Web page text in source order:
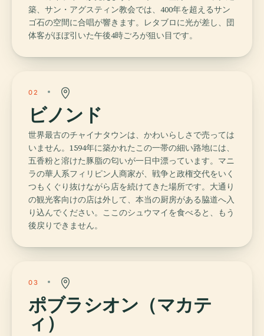
築、サン・アグスティン教会では、400年を超えるサン
ゴ石の空間に合唱が響きます。レタブロに光が差し、団
体客がほぼ引いた午後4時ごろが狙い目です。
02
ビノンド
世界最古のチャイナタウンは、かわいらしさで売っては
いません。1594年に築かれたこの一帯の細い路地には、
五香粉と溶けた豚脂の匂いが一日中漂っています。マニ
ラの華人系フィリピン人商家が、戦争と政権交代をいく
つもくぐり抜けながら店を続けてきた場所です。大通り
の観光客向けの店は外して、本当の厨房がある脇道へ入
り込んでください。ここのシュウマイを食べると、もう
後戻りできません。
03
ポブラシオン（マカテ
ィ）